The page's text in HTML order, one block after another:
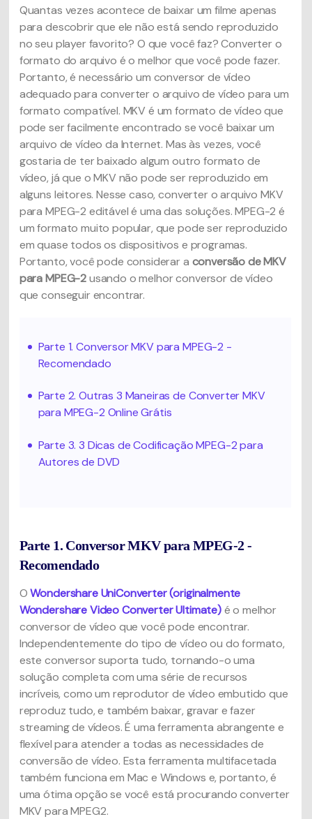
Quantas vezes acontece de baixar um filme apenas
para descobrir que ele não está sendo reproduzido
no seu player favorito? O que você faz? Converter o
formato do arquivo é o melhor que você pode fazer.
Portanto, é necessário um conversor de vídeo
adequado para converter o arquivo de vídeo para um
formato compatível. MKV é um formato de vídeo que
pode ser facilmente encontrado se você baixar um
arquivo de vídeo da Internet. Mas às vezes, você
gostaria de ter baixado algum outro formato de
vídeo, já que o MKV não pode ser reproduzido em
alguns leitores. Nesse caso, converter o arquivo MKV
para MPEG-2 editável é uma das soluções. MPEG-2 é
um formato muito popular, que pode ser reproduzido
em quase todos os dispositivos e programas.
Portanto, você pode considerar a conversão de MKV
para MPEG-2usando o melhor conversor de vídeo
que conseguir encontrar.
Parte 1. Conversor MKV para MPEG-2 -
Recomendado
Parte 2. Outras 3 Maneiras de Converter MKV
para MPEG-2 Online Grátis
Parte 3. 3 Dicas de Codificação MPEG-2 para
Autores de DVD
Parte 1. Conversor MKV para MPEG-2 -
Recomendado
OWondershare UniConverter (originalmente
Wondershare Video Converter Ultimate)é o melhor
conversor de vídeo que você pode encontrar.
Independentemente do tipo de vídeo ou do formato,
este conversor suporta tudo, tornando-o uma
solução completa com uma série de recursos
incríveis, como um reprodutor de vídeo embutido que
reproduz tudo, e também baixar, gravar e fazer
streaming de vídeos. É uma ferramenta abrangente e
flexível para atender a todas as necessidades de
conversão de vídeo. Esta ferramenta multifacetada
também funciona em Mac e Windows e, portanto, é
uma ótima opção se você está procurando converter
MKV para MPEG2.